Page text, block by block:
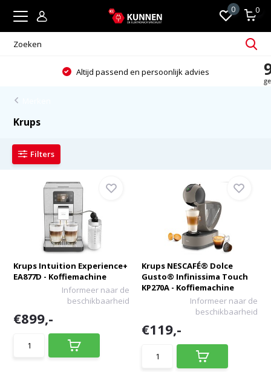
0 0
Altijd passend en persoonlijk advies
Krups
Filters
Krups Intuition Experience+
EA877D - Koffiemachine
Informeer naar de
beschikbaarheid
€899,-
Krups NESCAFÉ® Dolce
Gusto® Infinissima Touch
KP270A - Koffiemachine
Informeer naar de
beschikbaarheid
€119,-